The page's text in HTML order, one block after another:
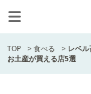
TOP >食べる > レベ
お土産が買える店5選